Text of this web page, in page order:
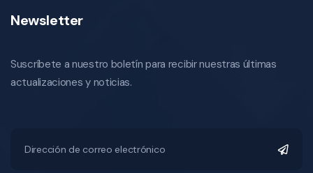
Newsletter
Suscríbete a nuestro boletín para recibir nuestras últimas
actualizaciones y noticias.